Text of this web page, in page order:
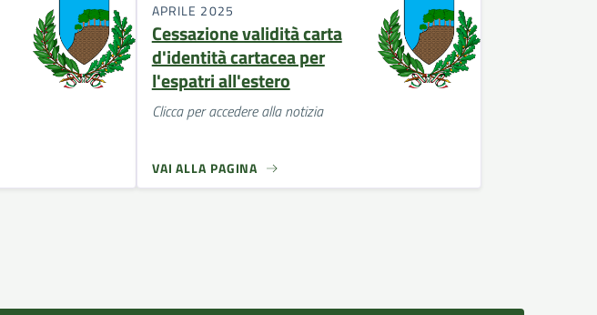
APRILE 2025
Cessazione validità carta
d'identità cartacea per
l'espatri all'estero
Clicca per accedere alla notizia
VAI ALLA PAGINA